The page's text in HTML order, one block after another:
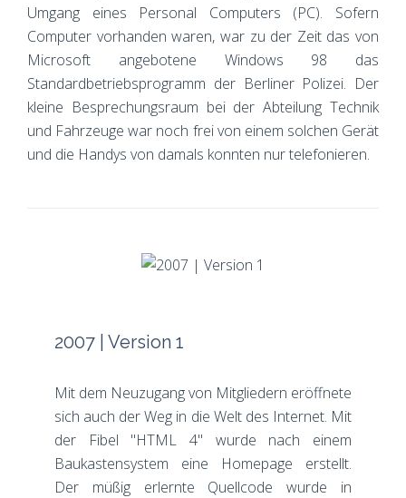
Umgang eines Personal Computers (PC). Sofern
Computer vorhanden waren, war zu der Zeit das von
Microsoft angebotene Windows 98 das
Standardbetriebsprogramm der Berliner Polizei. Der
kleine Besprechungsraum bei der Abteilung Technik
und Fahrzeuge war noch frei von einem solchen Gerät
und die Handys von damals konnten nur telefonieren.
2007 | Version 1
Mit dem Neuzugang von Mitgliedern eröffnete
sich auch der Weg in die Welt des Internet. Mit
der Fibel "HTML 4" wurde nach einem
Baukastensystem eine Homepage erstellt.
Der müßig erlernte Quellcode wurde in